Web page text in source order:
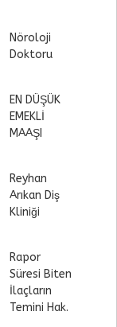
Nöroloji
Doktoru
EN DÜŞÜK
EMEKLİ
MAAŞI
Reyhan
Arıkan Diş
Kliniği
Rapor
Süresi Biten
İlaçların
Temini Hak.